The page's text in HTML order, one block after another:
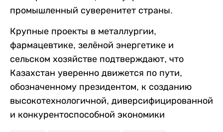
промышленный суверенитет страны.
Крупные проекты в металлургии,
фармацевтике, зелёной энергетике и
сельском хозяйстве подтверждают, что
Казахстан уверенно движется по пути,
обозначенному президентом, к созданию
высокотехнологичной, диверсифицированной
и конкурентоспособной экономики